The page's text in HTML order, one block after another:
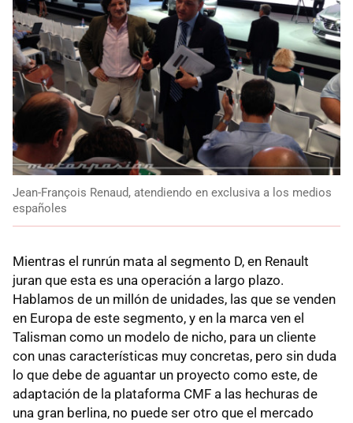
Jean-François Renaud, atendiendo en exclusiva a los medios
españoles
Mientras el runrún mata al segmento D, en Renault
juran que esta es una operación a largo plazo.
Hablamos de un millón de unidades, las que se venden
en Europa de este segmento, y en la marca ven el
Talisman como un modelo de nicho, para un cliente
con unas características muy concretas, pero sin duda
lo que debe de aguantar un proyecto como este, de
adaptación de la plataforma CMF a las hechuras de
una gran berlina, no puede ser otro que el mercado